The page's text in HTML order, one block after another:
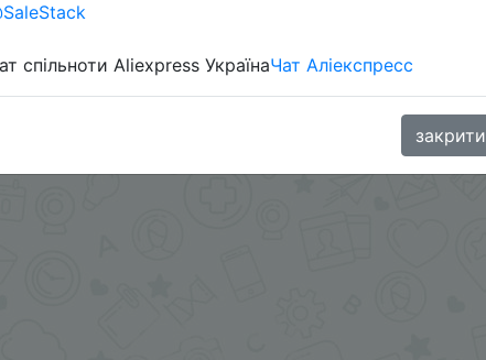
спільноти Aliexpress УкраїнаЧат Аліекспресс
закрити